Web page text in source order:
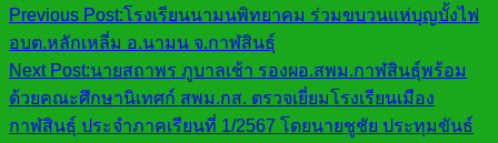
Previous Post:โรงเรียนนามนพิทยาคม ร่วมขบวนแห่บุญบั้งไฟ
อบต.หลักเหลี่ม อ.นามน จ.กาฬสินธุ์
Next Post:นายสถาพร ภูบาลเช้า รองผอ.สพม.กาฬสินธุ์พร้อม
ด้วยคณะศึกษานิเทศก์ สพม.กส. ตรวจเยี่ยมโรงเรียนเมือง
กาฬสินธุ์ ประจำภาคเรียนที่ 1/2567 โดยนายชูชัย ประทุมขันธ์